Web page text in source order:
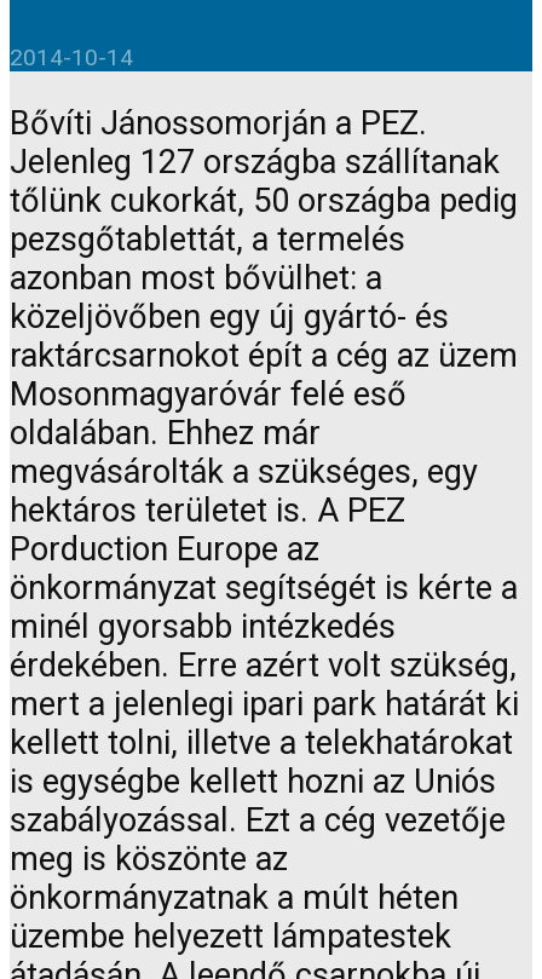
2014-10-14
Bővíti Jánossomorján a PEZ.
Jelenleg 127 országba szállítanak
tőlünk cukorkát, 50 országba pedig
pezsgőtablettát, a termelés
azonban most bővülhet: a
közeljövőben egy új gyártó- és
raktárcsarnokot épít a cég az üzem
Mosonmagyaróvár felé eső
oldalában. Ehhez már
megvásárolták a szükséges, egy
hektáros területet is. A PEZ
Porduction Europe az
önkormányzat segítségét is kérte a
minél gyorsabb intézkedés
érdekében. Erre azért volt szükség,
mert a jelenlegi ipari park határát ki
kellett tolni, illetve a telekhatárokat
is egységbe kellett hozni az Uniós
szabályozással. Ezt a cég vezetője
meg is köszönte az
önkormányzatnak a múlt héten
üzembe helyezett lámpatestek